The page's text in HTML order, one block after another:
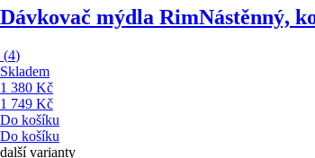
Dávkovač mýdla RimNástěnný,
(4)
Skladem
1 380 Kč
1 749 Kč
Do košíku
Do košíku
další varianty